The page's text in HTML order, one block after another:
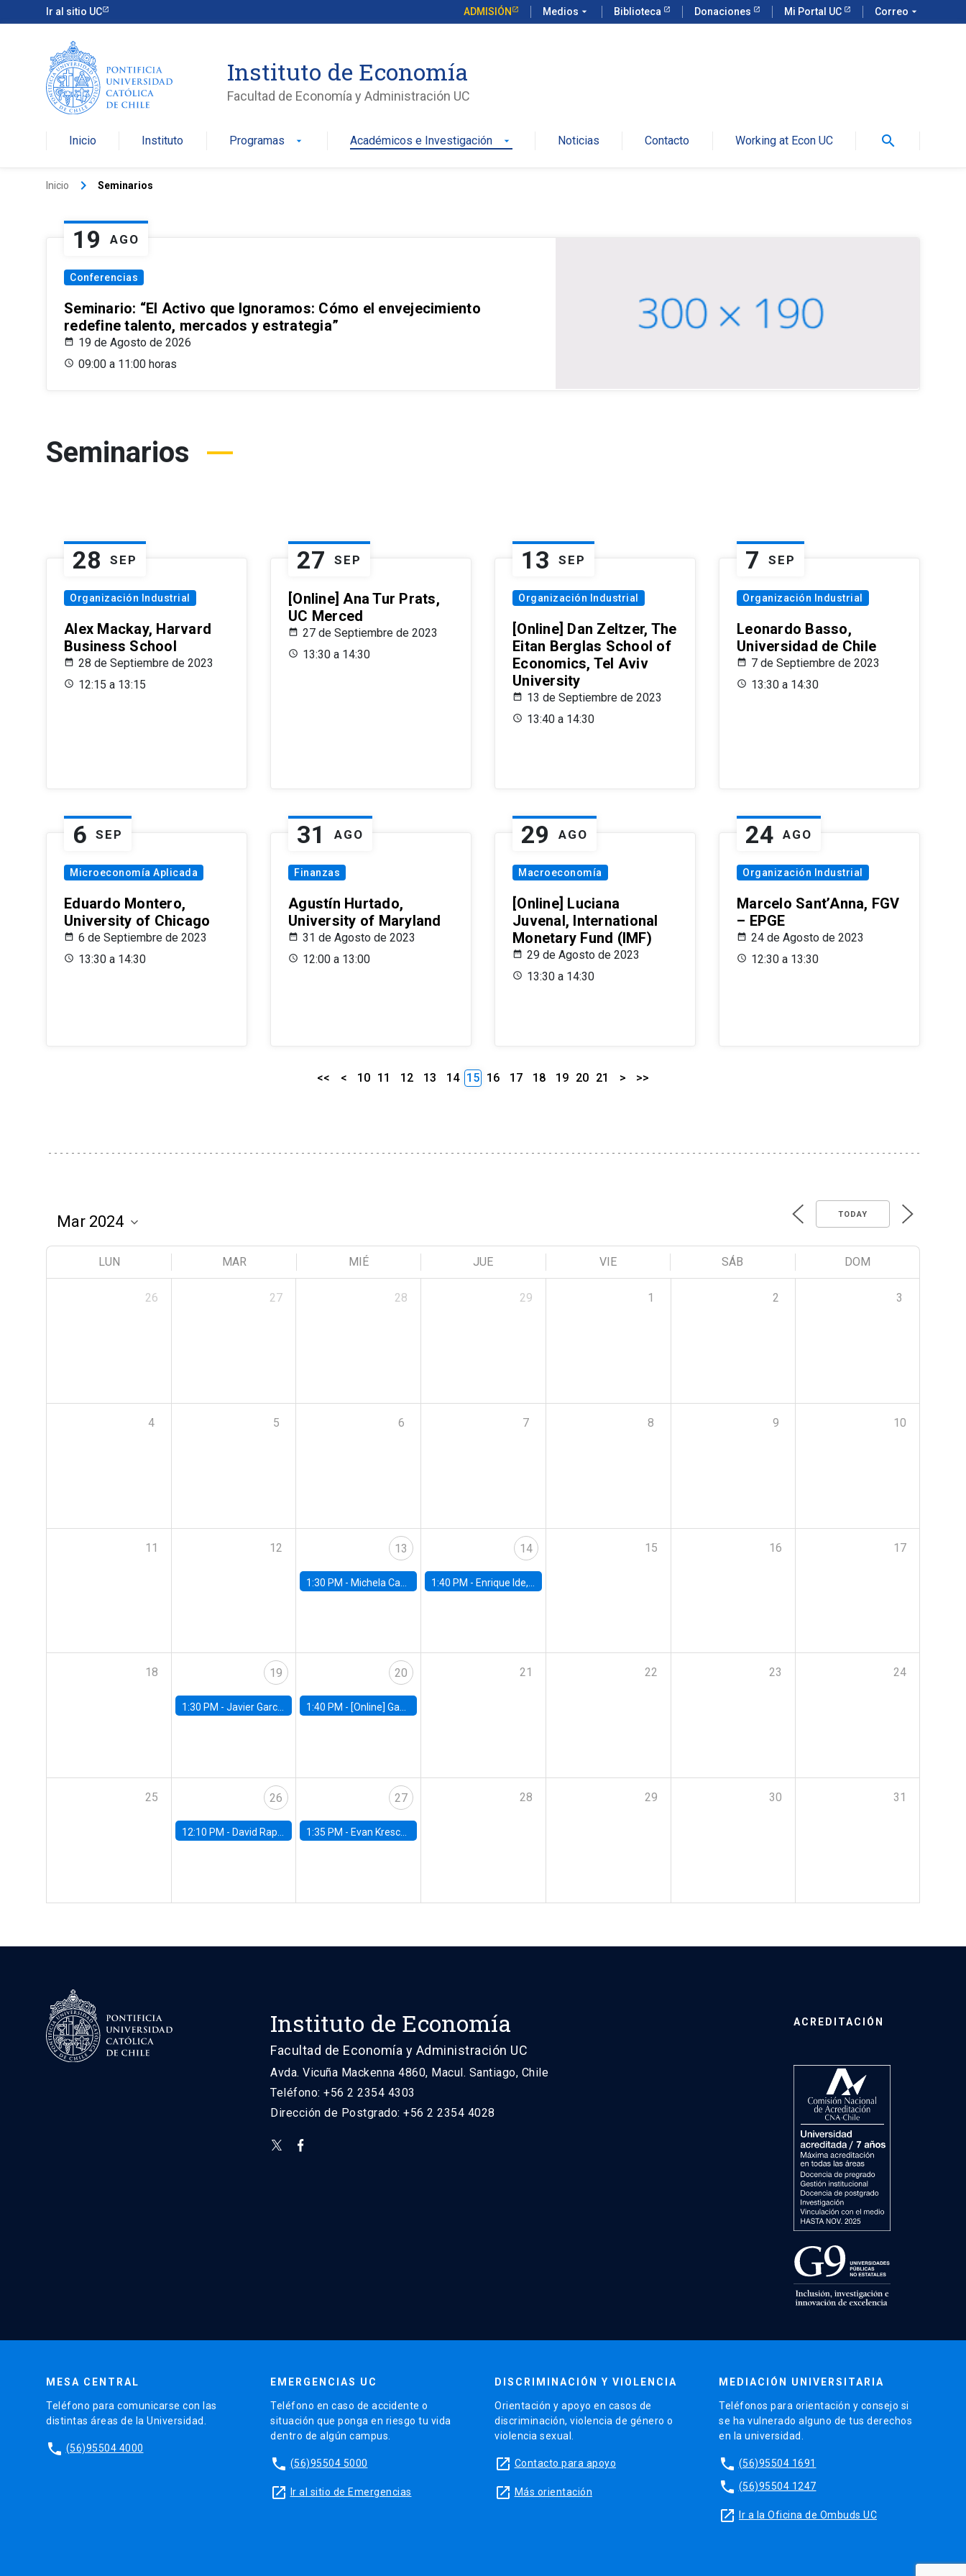
Ir al sitio UC ADMISIÓN Medios arrow_drop_down Biblioteca Donaciones Mi Portal UC Correo arrow_drop_down
Instituto de Economía
Facultad de Economía y Administración UC
Inicio Instituto Programas arrow_drop_down Académicos e Investigación arrow_drop_down Noticias Contacto Working at Econ UC search
Inicio keyboard_arrow_right Seminarios
19 AGO
Conferencias
Seminario: “El Activo que Ignoramos: Cómo el envejecimiento
redefine talento, mercados y estrategia”
19 de Agosto de 2026
09:00 a 11:00 horas
Seminarios
28 SEP
Organización Industrial
Alex Mackay, Harvard
Business School
28 de Septiembre de 2023
12:15 a 13:15
27 SEP
[Online] Ana Tur Prats,
UC Merced
27 de Septiembre de 2023
13:30 a 14:30
13 SEP
Organización Industrial
[Online] Dan Zeltzer, The
Eitan Berglas School of
Economics, Tel Aviv
University
13 de Septiembre de 2023
13:40 a 14:30
7 SEP
Organización Industrial
Leonardo Basso,
Universidad de Chile
7 de Septiembre de 2023
13:30 a 14:30
6 SEP
Microeconomía Aplicada
Eduardo Montero,
University of Chicago
6 de Septiembre de 2023
13:30 a 14:30
31 AGO
Finanzas
Agustín Hurtado,
University of Maryland
31 de Agosto de 2023
12:00 a 13:00
29 AGO
Macroeconomía
[Online] Luciana
Juvenal, International
Monetary Fund (IMF)
29 de Agosto de 2023
13:30 a 14:30
24 AGO
Organización Industrial
Marcelo Sant’Anna, FGV
– EPGE
24 de Agosto de 2023
12:30 a 13:30
<< < 10 11 12 13 14 15 16 17 18 19 20 21 > >>
TODAY
LUN MAR MIÉ JUE VIE SÁB DOM
26 27 28 29 1 2 3
4 5 6 7 8 9 10
11 12 13
1:30 PM - Michela Carlana, Harvard Kennedy School
14
1:40 PM - Enrique Ide, IESE
15 16 17
18 19
1:30 PM - Javier Garcia Cicco, Universidad de San Andres
20
1:40 PM - [Online] Gabriel Englander, World Bank
21 22 23 24
25 26
12:10 PM - David Rappoport, FED Board
27
1:35 PM - Evan Kresch, Oberlin College
28 29 30 31
Instituto de Economía
Facultad de Economía y Administración UC
Avda. Vicuña Mackenna 4860, Macul. Santiago, Chile
Teléfono: +56 2 2354 4303
Dirección de Postgrado: +56 2 2354 4028
ACREDITACIÓN
MESA CENTRAL
Teléfono para comunicarse con las
distintas áreas de la Universidad.
phone (56)95504 4000
EMERGENCIAS UC
Teléfono en caso de accidente o
situación que ponga en riesgo tu vida
dentro de algún campus.
phone (56)95504 5000
launch Ir al sitio de Emergencias
DISCRIMINACIÓN Y VIOLENCIA
Orientación y apoyo en casos de
discriminación, violencia de género o
violencia sexual.
launch Contacto para apoyo
launch Más orientación
MEDIACIÓN UNIVERSITARIA
Teléfonos para orientación y consejo si
se ha vulnerado alguno de tus derechos
en la universidad.
phone (56)95504 1691
phone (56)95504 1247
launch Ir a la Oficina de Ombuds UC